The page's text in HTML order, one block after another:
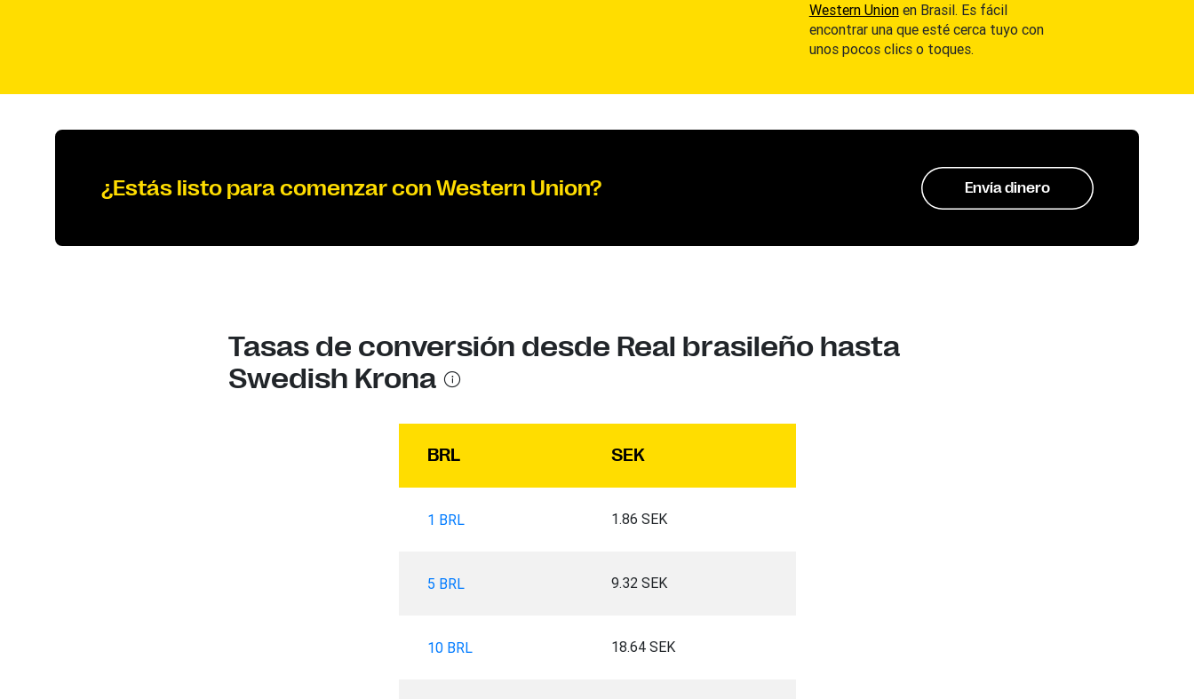
Western Unionen Brasil. Es fácil
encontrar una que esté cerca tuyo con
unos pocos clics o toques.
¿Estás listo para comenzar con Western Union? Envía dinero
Tasas de conversión desde Real brasileño hasta
Swedish Krona
BRL SEK
1 BRL 1.86 SEK
5 BRL 9.32 SEK
10 BRL 18.64 SEK